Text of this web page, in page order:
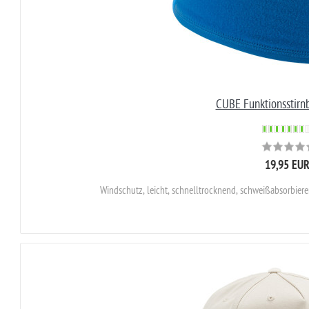
CUBE
19,95 EUR
Windschutz, leicht, schnelltrocknend,